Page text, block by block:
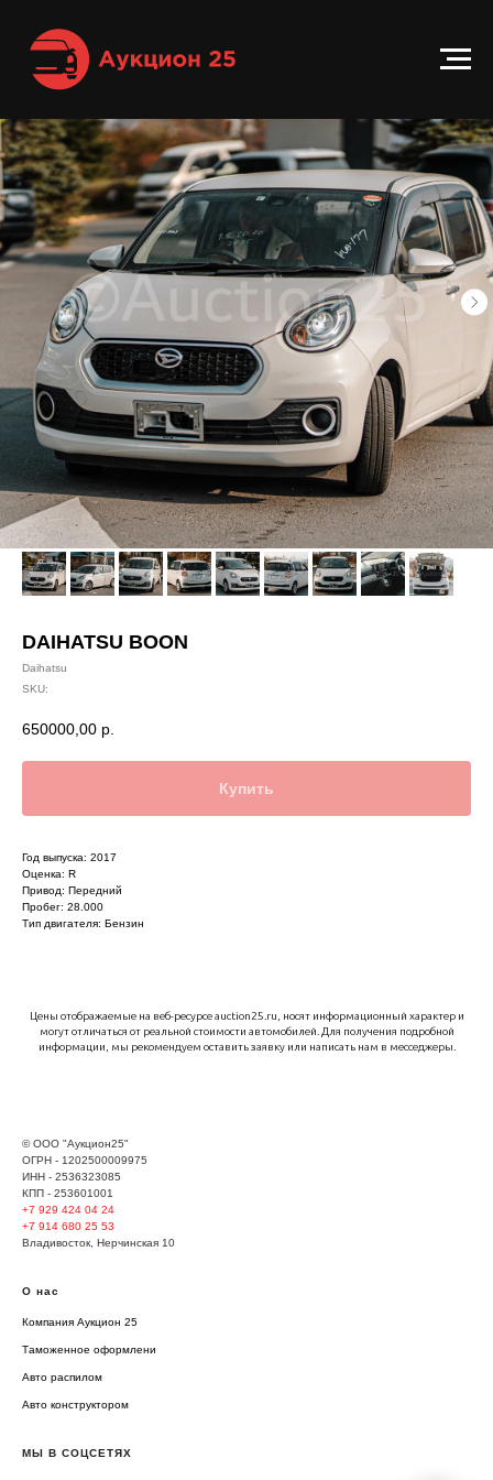
DAIHATSU BOON
Daihatsu
SKU:
650000,00 р.
Купить
Год выпуска: 2017
Оценка: R
Привод: Передний
Пробег: 28.000
Тип двигателя: Бензин
Цены отображаемые на веб-ресурсе auction25.ru, носят информационный характер и
могут отличаться от реальной стоимости автомобилей. Для получения подробной
информации, мы рекомендуем оставить заявку или написать нам в месседжеры.
© ООО "Аукцион25"
ОГРН - 1202500009975
ИНН - 2536323085
КПП - 253601001
+7 929 424 04 24
+7 914 680 25 53
Владивосток, Нерчинская 10
О нас
Компания Аукцион 25
Таможенное оформлени
Авто распилом
Авто конструктором
МЫ В СОЦСЕТЯХ